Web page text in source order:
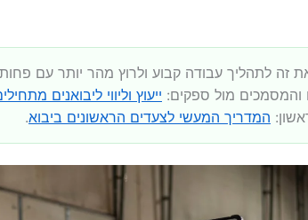
זה לתהליך עבודה קבוע ולרוץ מהר יותר עם
מול ספקים: ייעוץ וליווי ליבואנים
המדריך המעשי לצעדים הראשונים ביבוא.